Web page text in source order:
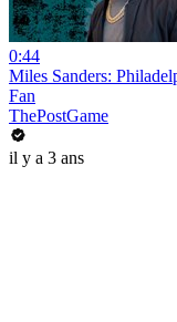
0:44
Miles Sanders:
Fan
ThePostGame
il y a 3 ans